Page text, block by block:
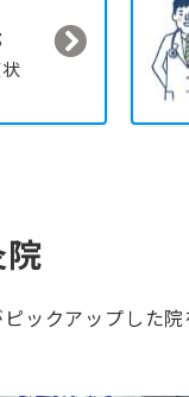
クアップした院